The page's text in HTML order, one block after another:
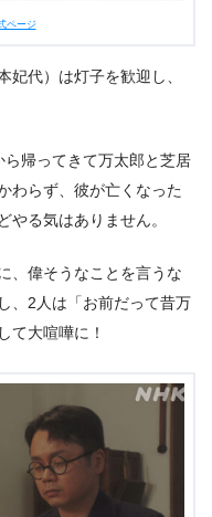
ページ
妃代）は灯子を歓迎し、
帰ってきて万太郎と芝居
わらず、彼が亡くなった
やる気はありません。
、偉そうなことを言うな
、2人は「お前だって昔万
て大喧嘩に！